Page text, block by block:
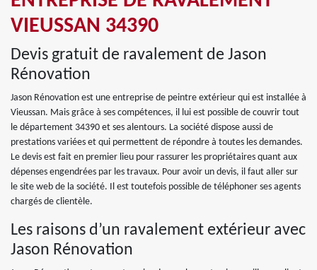
VIEUSSAN 34390
Devis gratuit de ravalement de Jason
Rénovation
Jason Rénovation est une entreprise de peintre extérieur qui est installée à
Vieussan. Mais grâce à ses compétences, il lui est possible de couvrir tout
le département 34390 et ses alentours. La société dispose aussi de
prestations variées et qui permettent de répondre à toutes les demandes.
Le devis est fait en premier lieu pour rassurer les propriétaires quant aux
dépenses engendrées par les travaux. Pour avoir un devis, il faut aller sur
le site web de la société. Il est toutefois possible de téléphoner ses agents
chargés de clientèle.
Les raisons d’un ravalement extérieur avec
Jason Rénovation